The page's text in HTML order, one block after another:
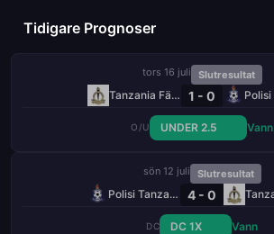
Tidigare Prognoser
tors 16 juli Slutresultat
Tanzania Fängelse 1 - 0
O/U UNDER 2.5 Vann
sön 12 juli Slutresultat
Polisi Tanzania 4 - 0
DC DC 1X Vann